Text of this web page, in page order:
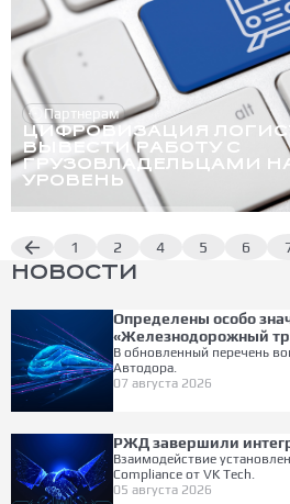
Партнерам
ЦИФРОВИЗАЦИЯ
ВЫВЕСТИ РАБОТУ С
ГРУЗОВЛАДЕЛЬЦАМИ
УРОВЕНЬ
1 2 4 5 6
НОВОСТИ
Определены особо
«Железнодорожный
В обновленный перечень
Автодора.
07 августа 2026
РЖД завершили
Взаимодействие
Compliance от VK Tech.
05 августа 2026